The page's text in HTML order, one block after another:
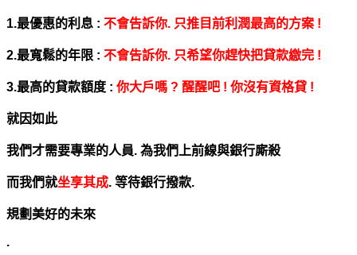
1.最優惠的利息 : 不會告訴你. 只推目前利潤最高的方案 !
2.最寬鬆的年限 : 不會告訴你. 只希望你趕快把貸款繳完 !
3.最高的貸款額度 : 你大戶嗎 ? 醒醒吧 ! 你沒有資格貸 !
就因如此
我們才需要專業的人員. 為我們上前線與銀行廝殺
而我們就坐享其成. 等待銀行撥款.
規劃美好的未來
.